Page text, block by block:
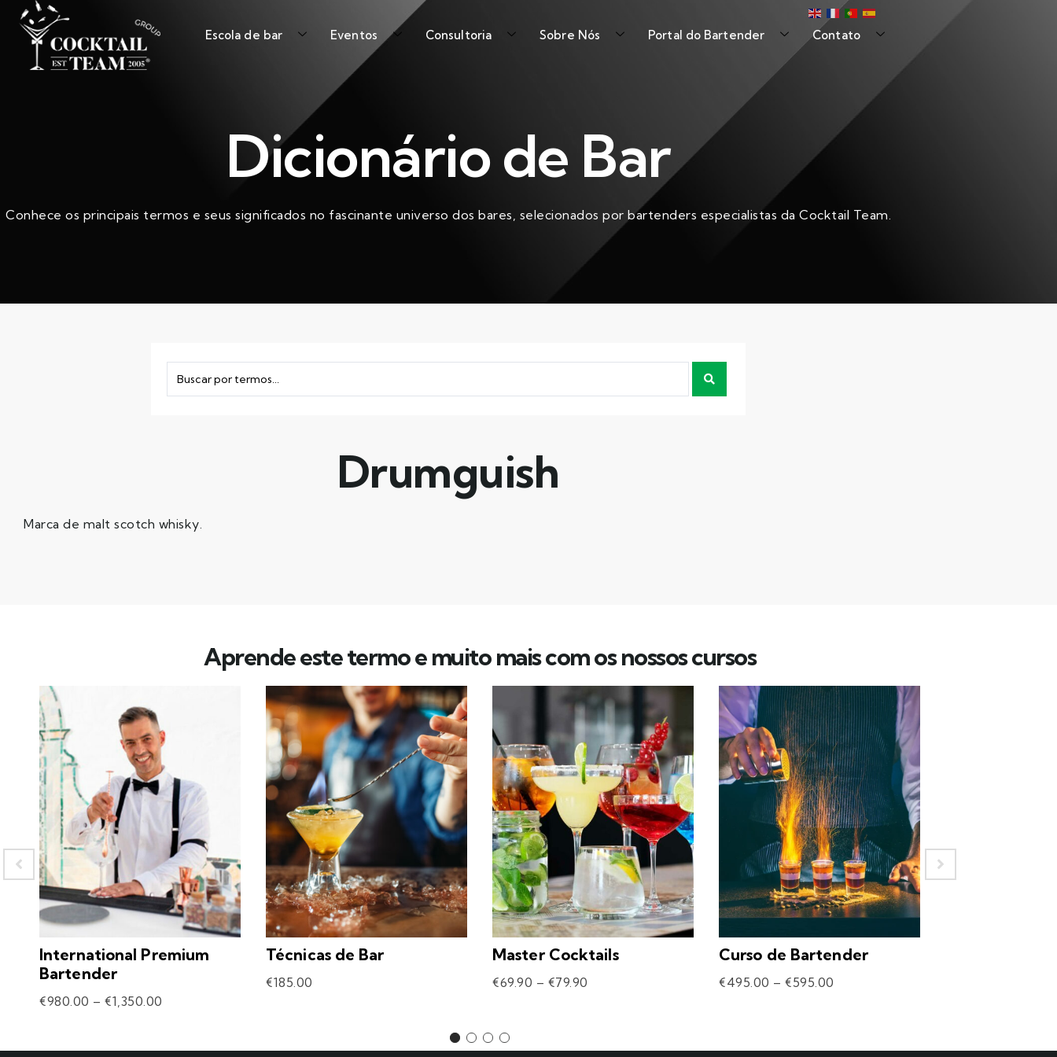
Escola de bar Eventos Consultoria Sobre Nós Portal do Bartender Contato
Dicionário de Bar
Conhece os principais termos e seus significados no fascinante universo dos bares, selecionados por bartenders especialistas da Cocktail Team.
Drumguish
Marca de malt scotch whisky.
Aprende este termo e muito mais com os nossos cursos
International Premium
Bartender
€980.00 – €1,350.00
Técnicas de Bar
€185.00
Master Cocktails
€69.90 – €79.90
Curso de Bartender
€495.00 – €595.00